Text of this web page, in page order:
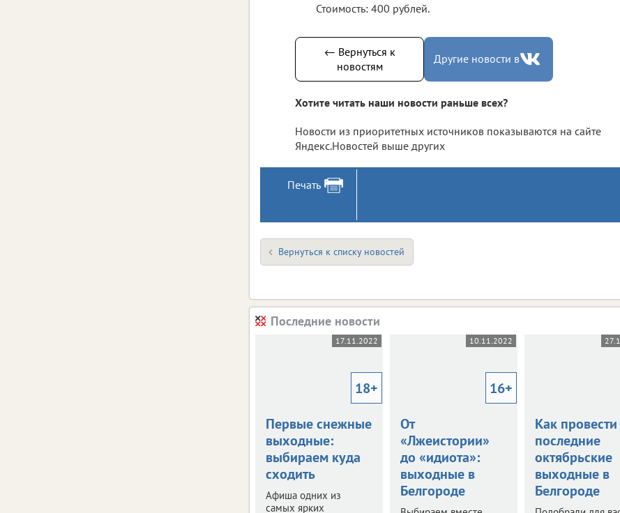
Стоимость: 400 рублей.
← Вернуться к
новостям
Другие новости в
Хотите читать наши новости раньше всех?
Новости из приоритетных источников показываются на сайте
Яндекс.Новостей выше других
Печать
Вернуться к списку новостей
Последние новости
17.11.2022
18+
Первые снежные
выходные:
выбираем куда
сходить
Афиша одних из
самых ярких
10.11.2022
16+
От
«Лжеистории»
до «идиота»:
выходные в
Белгороде
Как провести
последние
октябрьские
выходные в
Белгороде